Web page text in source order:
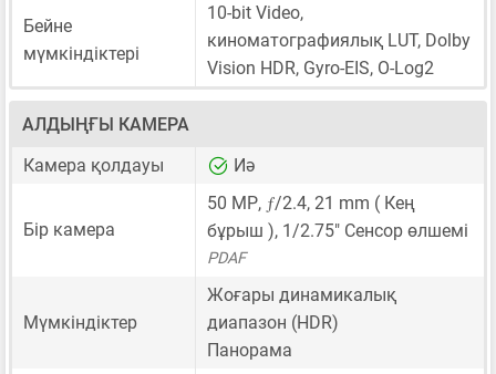
Бейне
мүмкіндіктері
10-bit Video,
киноматографиялық LUT, Dolby
Vision HDR, Gyro-EIS, O-Log2
АЛДЫҢҒЫ КАМЕРА
Камера қолдауы
Иә
Бір камера
50 MP, ƒ/2.4, 21 mm ( Кең
бұрыш ), 1/2.75" Сенсор өлшемі
PDAF
Мүмкіндіктер
Жоғары динамикалық
диапазон (HDR)
Панорама